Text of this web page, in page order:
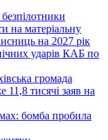
на матеріальну
на 2027 рік
ударів КАБ по
громада
тисячі заяв на
бомба пробила